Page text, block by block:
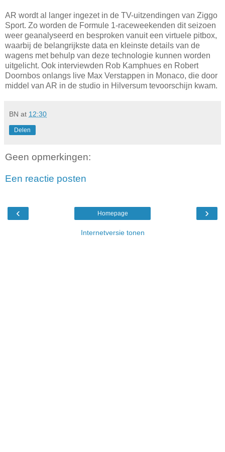
AR wordt al langer ingezet in de TV-uitzendingen van Ziggo
Sport. Zo worden de Formule 1-raceweekenden dit seizoen
weer geanalyseerd en besproken vanuit een virtuele pitbox,
waarbij de belangrijkste data en kleinste details van de
wagens met behulp van deze technologie kunnen worden
uitgelicht. Ook interviewden Rob Kamphues en Robert
Doornbos onlangs live Max Verstappen in Monaco, die door
middel van AR in de studio in Hilversum tevoorschijn kwam.
BN at 12:30
Delen
Geen opmerkingen:
Een reactie posten
‹ ›
Homepage
Internetversie tonen